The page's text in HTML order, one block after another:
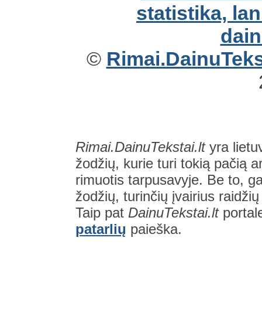
©
Rimai.DainuTekstai.ltyra
žodžių, kurie turi tokią pačią
rimuotis tarpusavyje. Be to,
žodžių, turinčių įvairius
Taip pat DainuTekstai.lt
patarlių paieška.